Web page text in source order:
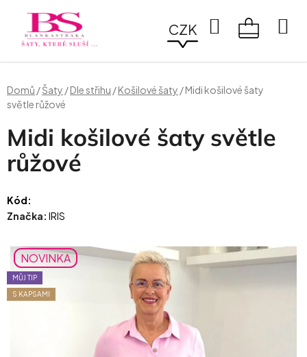
obsah
CZK
Hledat
Domů /Šaty /Dle střihu /Košilové šaty /Midi košilové šaty
světle růžové
Midi košilové šaty světle
růžové
Kód:
Značka: IRIS
NOVINKA
MŮJ TIP
S KAPSAMI